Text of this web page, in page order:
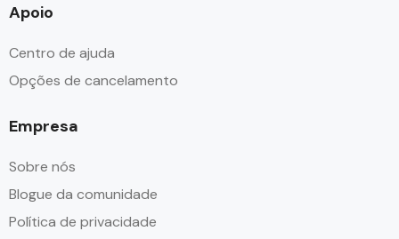
Apoio
Centro de ajuda
Opções de cancelamento
Empresa
Sobre nós
Blogue da comunidade
Política de privacidade